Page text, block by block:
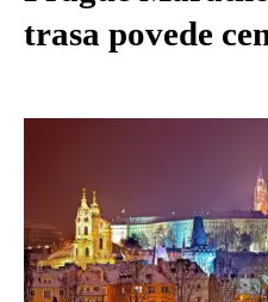
trasa povede